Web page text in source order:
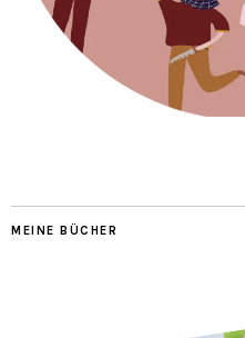
MEINE BÜCHER